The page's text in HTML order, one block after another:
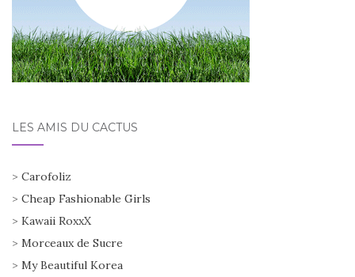
LES AMIS DU CACTUS
> Carofoliz
> Cheap Fashionable Girls
> Kawaii RoxxX
> Morceaux de Sucre
> My Beautiful Korea